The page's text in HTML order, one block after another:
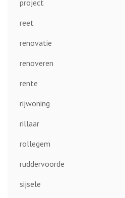
project
reet
renovatie
renoveren
rente
rijwoning
rillaar
rollegem
ruddervoorde
sijsele